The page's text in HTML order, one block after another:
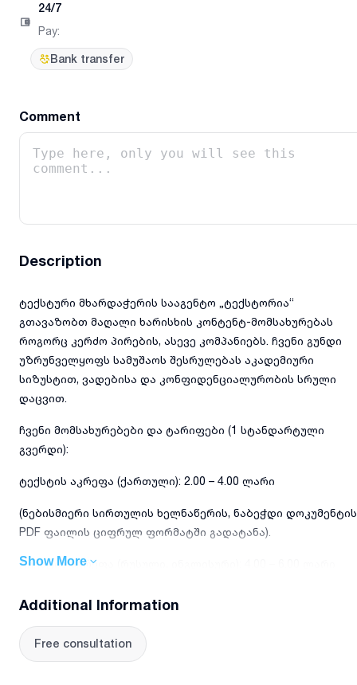
24/7
Pay:
Bank transfer
Comment
Description
ტექსტური მხარდაჭერის სააგენტო „ტექსტორია“
გთავაზობთ მაღალი ხარისხის კონტენტ-მომსახურებას
როგორც კერძო პირების, ასევე კომპანიებს. ჩვენი გუნდი
უზრუნველყოფს სამუშაოს შესრულებას აკადემიური
სიზუსტით, ვადებისა და კონფიდენციალურობის სრული
დაცვით.
ჩვენი მომსახურებები და ტარიფები (1 სტანდარტული
გვერდი):
ტექსტის აკრეფა (ქართული): 2.00 – 4.00 ლარი
(ნებისმიერი სირთულის ხელნაწერის, ნაბეჭდი
PDF ფაილის ციფრულ ფორმატში გადატანა).
ტექსტის აკრეფა (რუსული, ინგლისური): 4.00 – 6.00 ლარი
ლარი
(დოკუმენტების, ხელშეკრულებების, პრეზენტაციებისა და
საიტების თარგმნა სირთულისა და თემატიკის მიხედვით).
Show More
Additional Information
Free consultation